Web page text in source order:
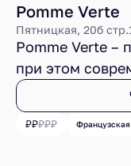
Pomme Verte
Пятницкая, 20б
Pomme Verte –
при этом
приветливый
Франции там
это особо не
Французская